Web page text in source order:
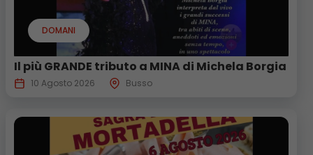
DOMANI
Il più GRANDE tributo a MINA di Michela Borgia
10 Agosto 2026 Busso